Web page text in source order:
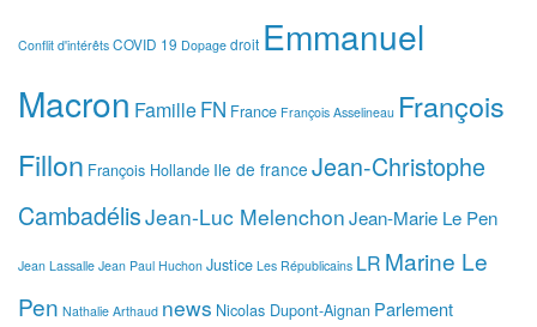
Conflit d'intérêts COVID 19 Dopage droit Emmanuel
Macron FamilleFN France François Asselineau François
Fillon François Hollande Ile de france Jean-Christophe
CambadélisJean-Luc MelenchonJean-Marie Le Pen
Jean Lassalle Jean Paul Huchon Justice Les Républicains LR Marine Le
Pen Nathalie Arthaud news Nicolas Dupont-Aignan Parlement